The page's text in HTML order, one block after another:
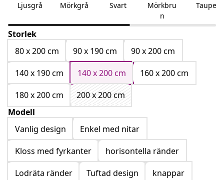
Ljusgrå Mörkgrå Svart
Mörkbru
n
Taupe
Storlek
80 x 200 cm
90 x 190 cm
90 x 200 cm
140 x 190 cm
140 x 200 cm
160 x 200 cm
180 x 200 cm
200 x 200 cm
Modell
Vanlig design
Enkel med nitar
Kloss med fyrkanter
horisontella ränder
Lodräta ränder
Tuftad design
knappar